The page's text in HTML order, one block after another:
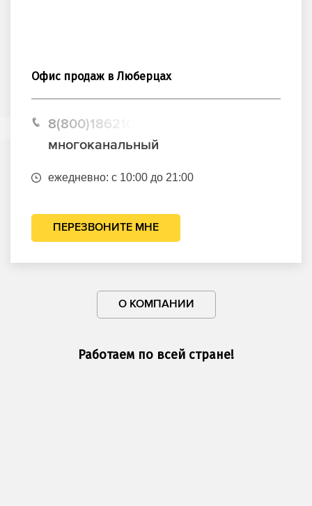
Офис продаж в Люберцах
8(800)1862102
многоканальный
ежедневно: с 10:00 до 21:00
ПЕРЕЗВОНИТЕ МНЕ
О КОМПАНИИ
Работаем по всей стране!